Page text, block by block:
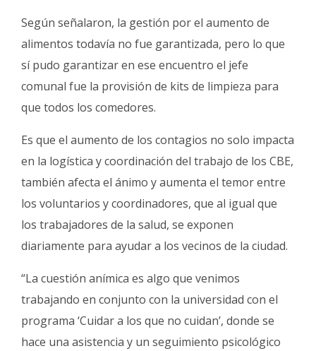
Según señalaron, la gestión por el aumento de
alimentos todavía no fue garantizada, pero lo que
sí pudo garantizar en ese encuentro el jefe
comunal fue la provisión de kits de limpieza para
que todos los comedores.
Es que el aumento de los contagios no solo impacta
en la logística y coordinación del trabajo de los CBE,
también afecta el ánimo y aumenta el temor entre
los voluntarios y coordinadores, que al igual que
los trabajadores de la salud, se exponen
diariamente para ayudar a los vecinos de la ciudad.
“La cuestión anímica es algo que venimos
trabajando en conjunto con la universidad con el
programa ‘Cuidar a los que no cuidan’, donde se
hace una asistencia y un seguimiento psicológico